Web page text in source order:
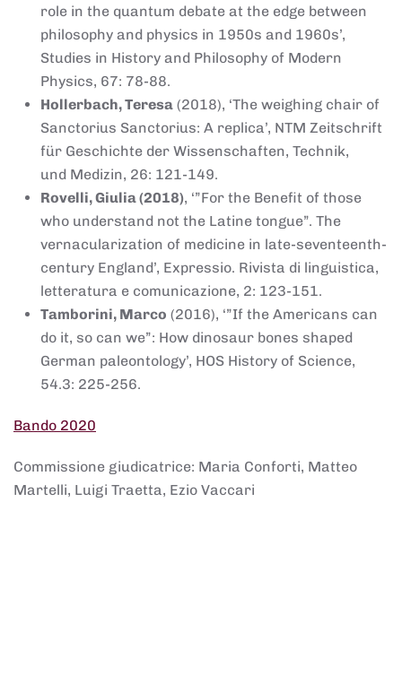
role in the quantum debate at the edge between
philosophy and physics in 1950s and 1960s’,
Studies in History and Philosophy of Modern
Physics, 67: 78-88.
Hollerbach, Teresa (2018), ‘The weighing chair of
Sanctorius Sanctorius: A replica’, NTM Zeitschrift
für Geschichte der Wissenschaften, Technik,
und Medizin, 26: 121-149.
Rovelli, Giulia (2018), ‘”For the Benefit of those
who understand not the Latine tongue”. The
vernacularization of medicine in late-seventeenth-
century England’, Expressio. Rivista di linguistica,
letteratura e comunicazione, 2: 123-151.
Tamborini, Marco (2016), ‘”If the Americans can
do it, so can we”: How dinosaur bones shaped
German paleontology’, HOS History of Science,
54.3: 225-256.
Bando 2020
Commissione giudicatrice: Maria Conforti, Matteo
Martelli, Luigi Traetta, Ezio Vaccari